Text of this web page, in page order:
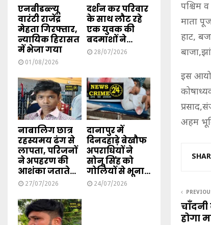
पश्चिम
माता
हाट,
इस
अहम
होगा
एनबीडब्ल्यू
वारंटी राजेंद्र
मेहता गिरफ्तार,
न्यायिक हिरासत
में भेजा गया
01/08/2026
दर्शन कर परिवार
के साथ लौट रहे
एक युवक की
बदमाशों ने...
28/07/2026
नाबालिग छात्र
रहस्यमय ढंग से
लापता, परिजनों
ने अपहरण की
आशंका जताते...
27/07/2026
दानापुर में
दिनदहाड़े बेखौफ
अपराधियों ने
सोनू सिंह को
गोलियों से भूना...
24/07/2026